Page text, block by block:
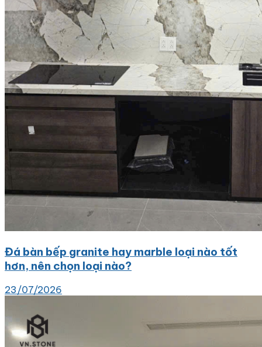
Đá bàn bếp granite hay marble loại nào tốt
hơn, nên chọn loại nào?
23/07/2026